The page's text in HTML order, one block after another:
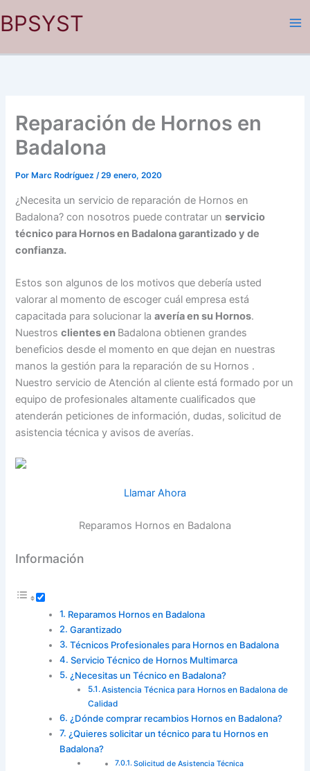
al
BPSYST
Reparación de Hornos en
Badalona
Por Marc Rodríguez/29 enero, 2020
¿Necesita un servicio de reparación de Hornos en
Badalona? con nosotros puede contratar unservicio
técnico para Hornos en Badalona garantizado y de
confianza.
Estos son algunos de los motivos que debería usted
valorar al momento de escoger cuál empresa está
capacitada para solucionar laavería en su Hornos.
Nuestrosclientes en Badalona obtienen grandes
beneficios desde el momento en que dejan en nuestras
manos la gestión para la reparación de su Hornos .
Nuestro servicio de Atención al cliente está formado por un
equipo de profesionales altamente cualificados que
atenderán peticiones de información, dudas, solicitud de
asistencia técnica y avisos de averías.
Llamar Ahora
Reparamos Hornos en Badalona
Información
Reparamos Hornos en Badalona
Garantizado
Técnicos Profesionales para Hornos en Badalona
Servicio Técnico de Hornos Multimarca
¿Necesitas un Técnico en Badalona?
Asistencia Técnica para Hornos en Badalona de
Calidad
¿Dónde comprar recambios Hornos en Badalona?
¿Quieres solicitar un técnico para tu Hornos en
Badalona?
Solicitud de Asistencia Técnica